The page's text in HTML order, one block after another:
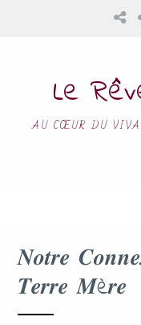
Le
AU CŒUR DU
𝑵𝒐𝒕𝒓𝒆
𝑻𝒆𝒓𝒓𝒆 𝑴è𝒓𝒆